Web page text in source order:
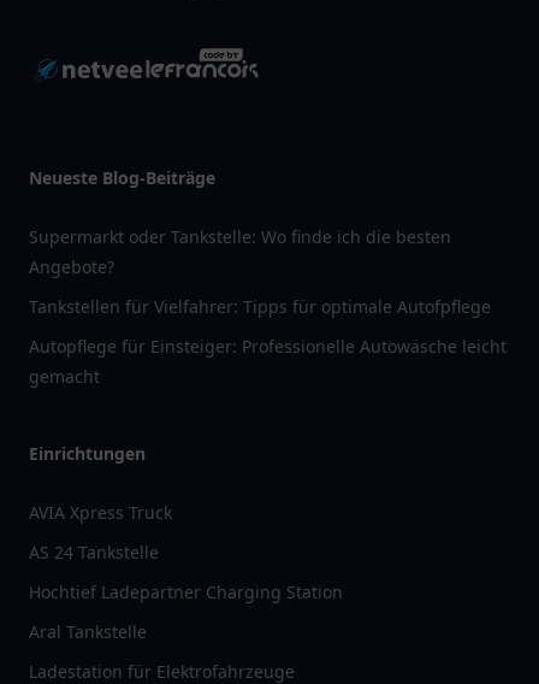
Neueste Blog-Beiträge
Supermarkt oder Tankstelle: Wo finde ich die besten
Angebote?
Tankstellen für Vielfahrer: Tipps für optimale Autofpflege
Autopflege für Einsteiger: Professionelle Autowäsche leicht
gemacht
Einrichtungen
AVIA Xpress Truck
AS 24 Tankstelle
Hochtief Ladepartner Charging Station
Aral Tankstelle
Ladestation für Elektrofahrzeuge